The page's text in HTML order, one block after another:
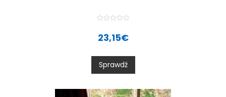
0
o
u
t
5
23,15€
Sprawdź